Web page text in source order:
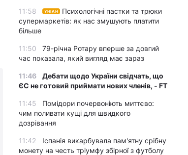
Справи Путіна в
Україні вкрай погані,
змусити його відступити, – WSJ
11:58 УНІАН
Психологічні пастки та трюки
супермаркетів: як нас змушують платити
більше
11:50
79-річна Ротару вперше за довгий
час показала, який вигляд має зараз
11:46
Дебати щодо України свідчать, що
ЄС не готовий приймати нових членів, - FT
11:45
Помідори почервоніють миттєво:
чим поливати кущі для швидкого
дозрівання
11:42
Іспанія викарбувала пам'ятну срібну
монету на честь тріумфу збірної з футболу